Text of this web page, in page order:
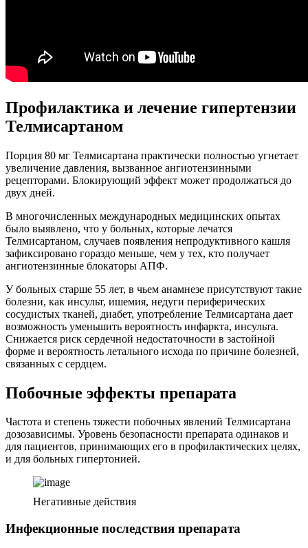
Профилактика и лечение гипертензии
Телмисартаном
Порция 80 мг Телмисартана практически полностью угнетает
увеличение давления, вызванное ангиотензинными
рецепторами. Блокирующий эффект может продолжаться до
двух дней.
В многочисленных международных медицинских опытах
было выявлено, что у больных, которые лечатся
Телмисартаном, случаев появления непродуктивного кашля
зафиксировано гораздо меньше, чем у тех, кто получает
ангиотензинные блокаторы АПФ.
У больных старше 55 лет, в чьем анамнезе присутствуют такие
болезни, как инсульт, ишемия, недуги периферических
сосудистых тканей, диабет, употребление Телмисартана дает
возможность уменьшить вероятность инфаркта, инсульта.
Снижается риск сердечной недостаточности в застойной
форме и вероятность летального исхода по причине болезней,
связанных с сердцем.
Побочные эффекты препарата
Частота и степень тяжести побочных явлений Телмисартана
дозозависимы. Уровень безопасности препарата одинаков и
для пациентов, принимающих его в профилактических целях,
и для больных гипертонией.
Негативные действия
Инфекционные последствия препарата